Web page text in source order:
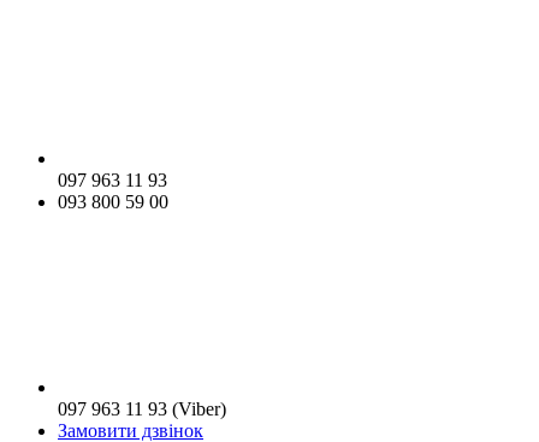
097 963 11 93
093 800 59 00
097 963 11 93 (Viber)
Замовити дзвінок